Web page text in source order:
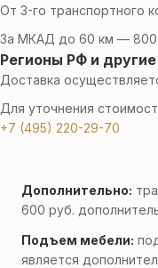
От 3-го транспортного
За МКАД до 60 км — 800
Регионы РФ и
Доставка
Для уточнения
+7 (495) 220-29-70
Дополнительно:
600 руб.
Подъем мебели:
является